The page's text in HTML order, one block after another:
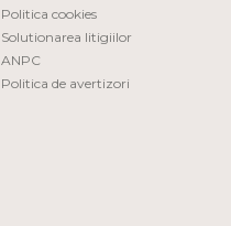
Politica cookies
Solutionarea litigiilor
ANPC
Politica de avertizori